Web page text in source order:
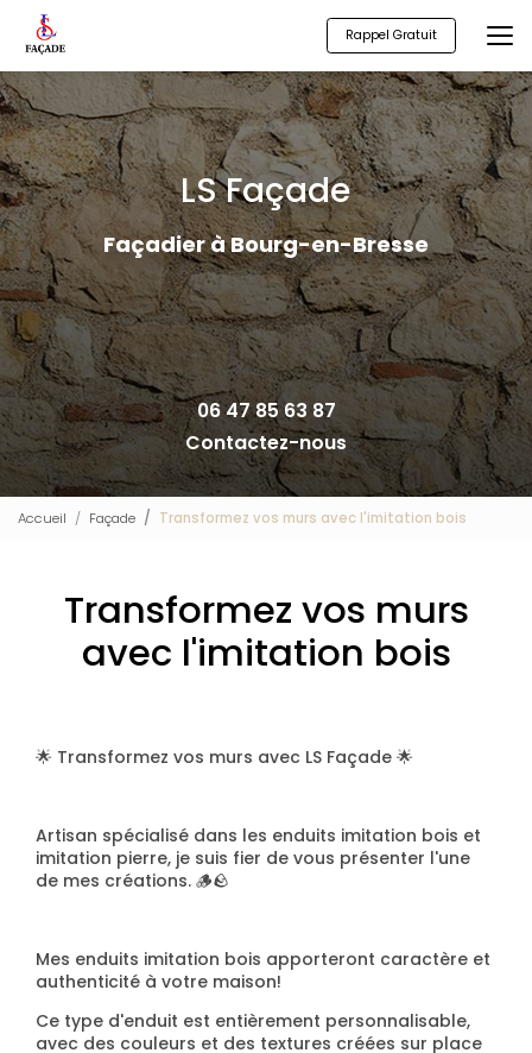
contenu
principal
Rappel Gratuit
LS Façade
Façadier à Bourg-en-Bresse
06 47 85 63 87
Contactez-nous
Accueil Façade Transformez vos murs avec l'imitation bois
Transformez vos murs
avec l'imitation bois
🌟 Transformez vos murs avec LS Façade 🌟
Artisan spécialisé dans les enduits imitation bois et
imitation pierre, je suis fier de vous présenter l'une
de mes créations. 🪵🪨
Mes enduits imitation bois apporteront caractère et
authenticité à votre maison!
Ce type d'enduit est entièrement personnalisable,
avec des couleurs et des textures créées sur place